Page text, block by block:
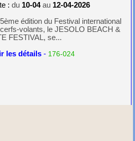
:du 10-04au 12-04-2026
édition du Festival international
volants, le JESOLO BEACH &
FESTIVAL, se...
les détails - 176-024